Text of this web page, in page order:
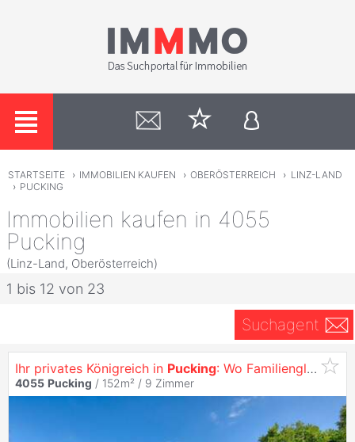
STARTSEITE › IMMOBILIEN KAUFEN › OBERÖSTERREICH › LINZ-LAND
› PUCKING
Immobilien kaufen in 4055
Pucking
(Linz-Land, Oberösterreich)
1 bis 12 von 23
Suchagent
Ihr privates Königreich in Pucking: Wo Familienglück und Freiheit Wurzeln schlagen
4055 Pucking / 152m² / 9 Zimmer